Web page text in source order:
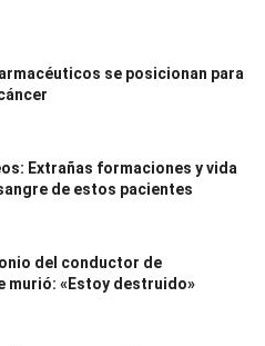
se posicionan para
Extrañas formaciones y vida
de estos pacientes
del conductor de
murió: «Estoy destruido»